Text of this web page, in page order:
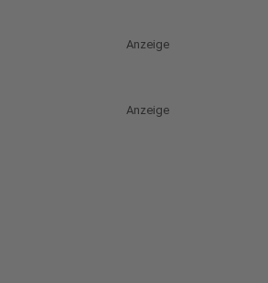
Anzeige
Anzeige